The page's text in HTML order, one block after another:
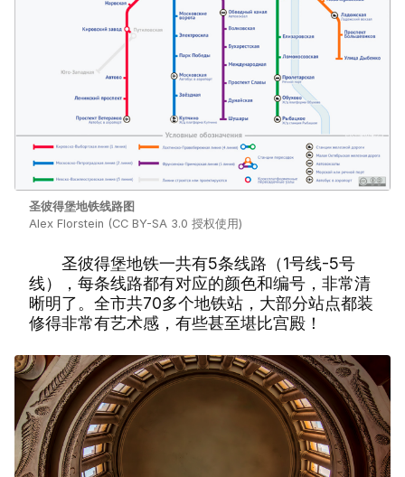
圣彼得堡地铁线路图
Alex Florstein (CC BY-SA 3.0 授权使用)
圣彼得堡地铁一共有5条线路（1号线-5号
线），每条线路都有对应的颜色和编号，非常清
晰明了。全市共70多个地铁站，大部分站点都装
修得非常有艺术感，有些甚至堪比宫殿！